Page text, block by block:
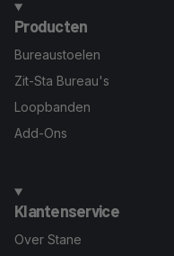
Producten
Bureaustoelen
Zit-Sta Bureau's
Loopbanden
Add-Ons
Klantenservice
Over Stane